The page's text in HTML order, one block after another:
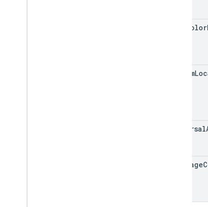
Color
custom
universal
language